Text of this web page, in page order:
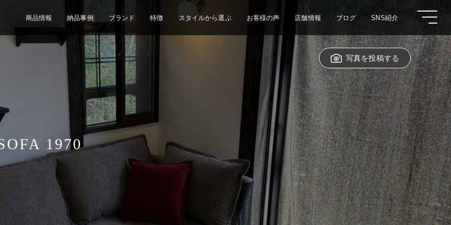
商品情報 納品事例 ブランド 特徴 スタイルから選ぶ お客様の声 店舗情報 ブログ SNS紹介
1970
写真を投稿する